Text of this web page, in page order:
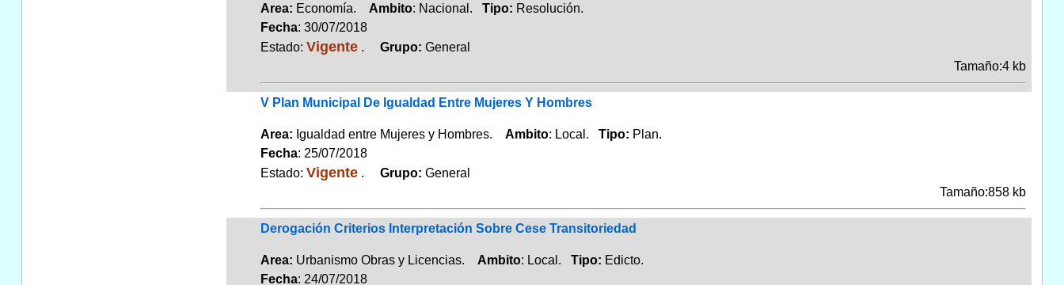
Area: Economía. Ambito: Nacional. Tipo: Resolución.
Fecha: 30/07/2018
Estado: Vigente. Grupo: General
Tamaño:4 kb
V Plan Municipal De Igualdad Entre Mujeres Y Hombres
Area: Igualdad entre Mujeres y Hombres. Ambito: Local. Tipo: Plan.
Fecha: 25/07/2018
Estado: Vigente. Grupo: General
Tamaño:858 kb
Derogación Criterios Interpretación Sobre Cese Transitoriedad
Area: Urbanismo Obras y Licencias. Ambito: Local. Tipo: Edicto.
Fecha: 24/07/2018